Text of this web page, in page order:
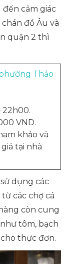
đến cảm giác
đồ Âu và
quận 2 thì
Thảo
22h00.
VND.
khảo và
tại nhà
dụng các
các chợ cá
còn cung
tôm, bạch
thực đơn.